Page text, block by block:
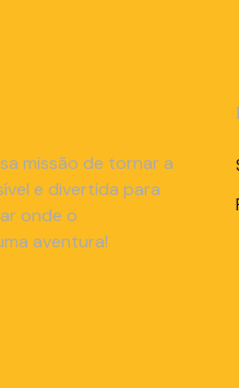
missão de tornar a
e divertida para
onde o
aventura!